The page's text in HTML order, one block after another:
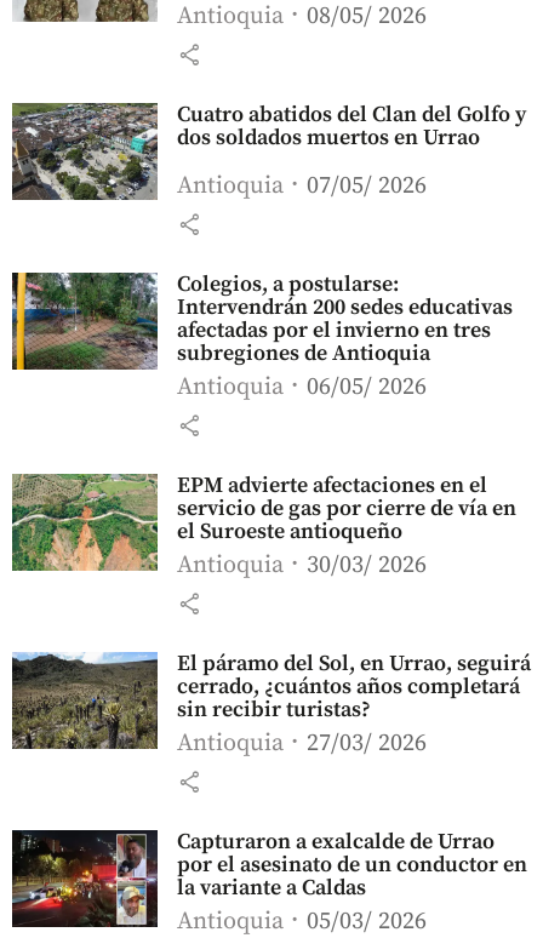
Antioquia 08/05/ 2026
share
Cuatro abatidos del Clan del Golfo y
dos soldados muertos en Urrao
Antioquia 07/05/ 2026
share
Colegios, a postularse:
Intervendrán 200 sedes educativas
afectadas por el invierno en tres
subregiones de Antioquia
Antioquia 06/05/ 2026
share
EPM advierte afectaciones en el
servicio de gas por cierre de vía en
el Suroeste antioqueño
Antioquia 30/03/ 2026
share
El páramo del Sol, en Urrao, seguirá
cerrado, ¿cuántos años completará
sin recibir turistas?
Antioquia 27/03/ 2026
share
Capturaron a exalcalde de Urrao
por el asesinato de un conductor en
la variante a Caldas
Antioquia 05/03/ 2026